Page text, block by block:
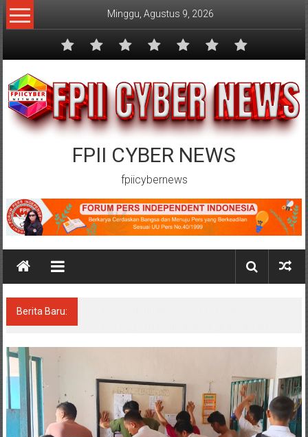
Lompat
ke
Minggu, Agustus 9, 2026
FPII CYBER NEWS
fpiicybernews
Berita Baru: